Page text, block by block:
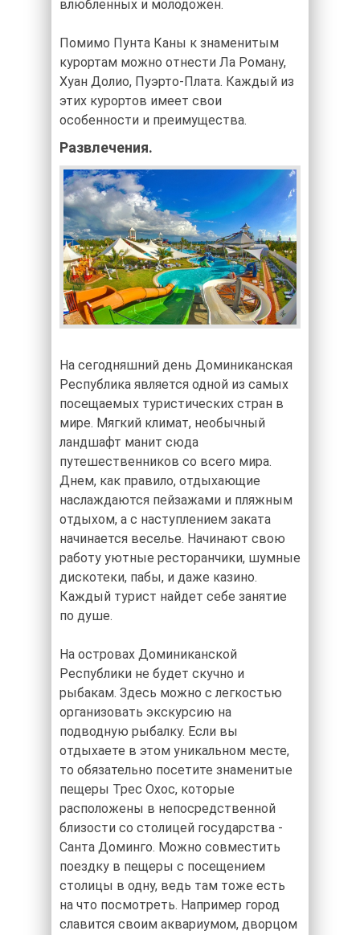
влюбленных и молодожен.
Помимо Пунта Каны к знаменитым
курортам можно отнести Ла Роману,
Хуан Долио, Пуэрто-Плата. Каждый из
этих курортов имеет свои
особенности и преимущества.
Развлечения.
На сегодняшний день Доминиканская
Республика является одной из самых
посещаемых туристических стран в
мире. Мягкий климат, необычный
ландшафт манит сюда
путешественников со всего мира.
Днем, как правило, отдыхающие
наслаждаются пейзажами и пляжным
отдыхом, а с наступлением заката
начинается веселье. Начинают свою
работу уютные ресторанчики, шумные
дискотеки, пабы, и даже казино.
Каждый турист найдет себе занятие
по душе.
На островах Доминиканской
Республики не будет скучно и
рыбакам. Здесь можно с легкостью
организовать экскурсию на
подводную рыбалку. Если вы
отдыхаете в этом уникальном месте,
то обязательно посетите знаменитые
пещеры Трес Охос, которые
расположены в непосредственной
близости со столицей государства -
Санта Доминго. Можно совместить
поездку в пещеры с посещением
столицы в одну, ведь там тоже есть
на что посмотреть. Например город
славится своим аквариумом, дворцом